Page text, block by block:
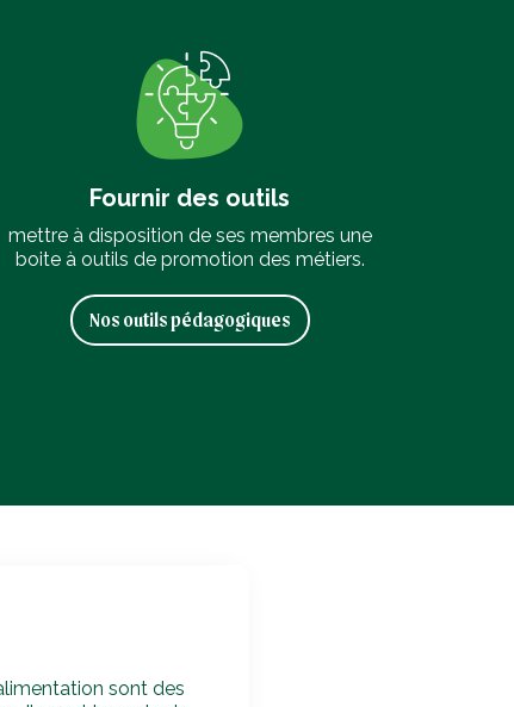
Fournir des outils
mettre à disposition de ses membres une
boite à outils de promotion des métiers.
Nos outils pédagogiques
sont des